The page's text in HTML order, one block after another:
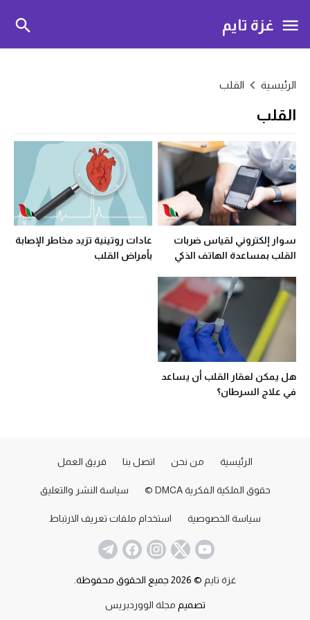
غزة تايم
الرئيسية القلب
القلب
سوار إلكتروني لقياس ضربات
القلب بمساعدة الهاتف الذكي
عادات روتينية تزيد مخاطر الإصابة
بأمراض القلب
هل يمكن لعقار القلب أن يساعد
في علاج السرطان؟
الرئيسية من نحن اتصل بنا فريق العمل
حقوق الملكية الفكرية DMCA © سياسة النشر والتعليق
سياسة الخصوصية استخدام ملفات تعريف الارتباط
غزة تايم © 2026 جميع الحقوق محفوظة.
تصميم مجلة الووردبريس